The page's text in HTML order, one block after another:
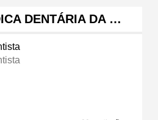
DENTÁRIA DA …